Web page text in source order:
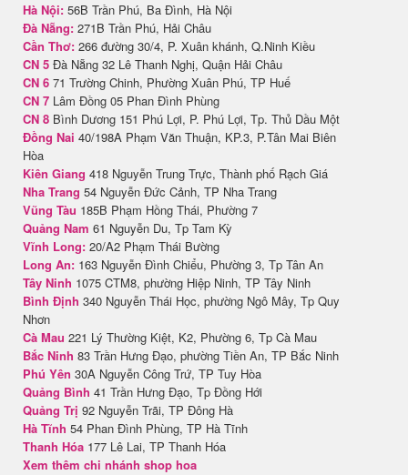
Hà Nội: 56B Trần Phú, Ba Đình, Hà Nội
Đà Nẵng: 271B Trần Phú, Hải Châu
Cần Thơ: 266 đường 30/4, P. Xuân khánh, Q.Ninh Kiều
CN 5 Đà Nẵng 32 Lê Thanh Nghị, Quận Hải Châu
CN 6 71 Trường Chinh, Phường Xuân Phú, TP Huế
CN 7 Lâm Đồng 05 Phan Đình Phùng
CN 8 Bình Dương 151 Phú Lợi, P. Phú Lợi, Tp. Thủ Dầu Một
Đồng Nai 40/198A Phạm Văn Thuận, KP.3, P.Tân Mai Biên
Hòa
Kiên Giang 418 Nguyễn Trung Trực, Thành phố Rạch Giá
Nha Trang 54 Nguyễn Đức Cảnh, TP Nha Trang
Vũng Tàu 185B Phạm Hồng Thái, Phường 7
Quảng Nam 61 Nguyễn Du, Tp Tam Kỳ
Vĩnh Long: 20/A2 Phạm Thái Bường
Long An: 163 Nguyễn Đình Chiểu, Phường 3, Tp Tân An
Tây Ninh 1075 CTM8, phường Hiệp Ninh, TP Tây Ninh
Bình Định 340 Nguyễn Thái Học, phường Ngô Mây, Tp Quy
Nhơn
Cà Mau 221 Lý Thường Kiệt, K2, Phường 6, Tp Cà Mau
Bắc Ninh 83 Trần Hưng Đạo, phường Tiền An, TP Bắc Ninh
Phú Yên 30A Nguyễn Công Trứ, TP Tuy Hòa
Quảng Bình 41 Trần Hưng Đạo, Tp Đồng Hới
Quảng Trị 92 Nguyễn Trãi, TP Đông Hà
Hà Tĩnh 54 Phan Đình Phùng, TP Hà Tĩnh
Thanh Hóa 177 Lê Lai, TP Thanh Hóa
Xem thêm chi nhánh shop hoa